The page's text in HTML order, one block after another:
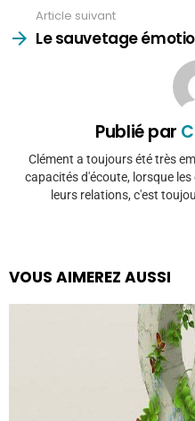
Article suivant
Le sauvetage
Publié par
Clément a toujours été très
capacités d'écoute, lorsque
leurs relations, c'est
VOUS AIMEREZ AUSSI